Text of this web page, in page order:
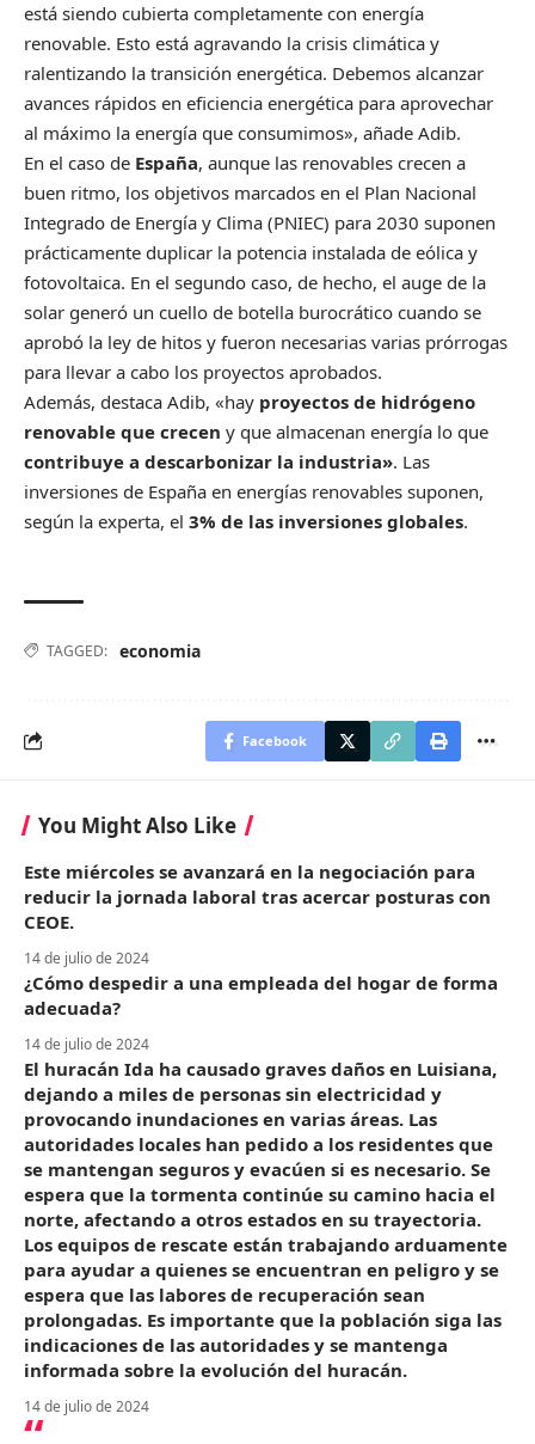
está siendo cubierta completamente con energía
renovable. Esto está agravando la crisis climática y
ralentizando la transición energética. Debemos alcanzar
avances rápidos en eficiencia energética para aprovechar
al máximo la energía que consumimos», añade Adib.
En el caso de España, aunque las renovables crecen a
buen ritmo, los objetivos marcados en el Plan Nacional
Integrado de Energía y Clima (PNIEC) para 2030 suponen
prácticamente duplicar la potencia instalada de eólica y
fotovoltaica. En el segundo caso, de hecho, el auge de la
solar generó un cuello de botella burocrático cuando se
aprobó la ley de hitos y fueron necesarias varias prórrogas
para llevar a cabo los proyectos aprobados.
Además, destaca Adib, «hay proyectos de hidrógeno
renovable que crecen y que almacenan energía lo que
contribuye a descarbonizar la industria». Las
inversiones de España en energías renovables suponen,
según la experta, el 3% de las inversiones globales.
TAGGED: economia
Facebook
You Might Also Like
Este miércoles se avanzará en la negociación para
reducir la jornada laboral tras acercar posturas con
CEOE.
14 de julio de 2024
¿Cómo despedir a una empleada del hogar de forma
adecuada?
14 de julio de 2024
El huracán Ida ha causado graves daños en Luisiana,
dejando a miles de personas sin electricidad y
provocando inundaciones en varias áreas. Las
autoridades locales han pedido a los residentes que
se mantengan seguros y evacúen si es necesario. Se
espera que la tormenta continúe su camino hacia el
norte, afectando a otros estados en su trayectoria.
Los equipos de rescate están trabajando arduamente
para ayudar a quienes se encuentran en peligro y se
espera que las labores de recuperación sean
prolongadas. Es importante que la población siga las
indicaciones de las autoridades y se mantenga
informada sobre la evolución del huracán.
14 de julio de 2024